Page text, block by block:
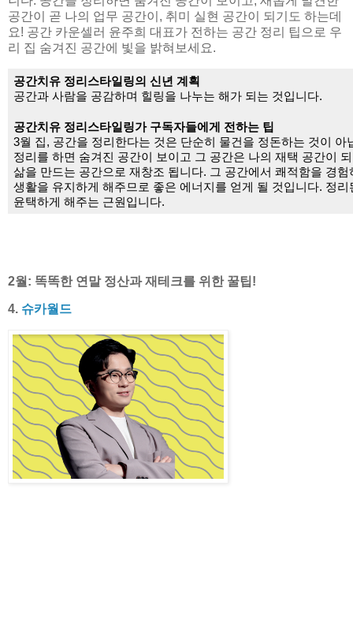
공간이 곧 나의 업무 공간이, 취미 실현 공간이 되기도 하는데
요! 공간 카운셀러 윤주희 대표가 전하는 공간 정리 팁으로 우
리 집 숨겨진 공간에 빛을 밝혀보세요.
공간치유 정리스타일링의 신년 계획
공간과 사람을 공감하며 힐링을 나누는 해가 되는 것입니다.
공간치유 정리스타일링가 구독자들에게 전하는 팁
3월 집, 공간을 정리한다는 것은 단순히 물건을 정돈하는 것이 아
정리를 하면 숨겨진 공간이 보이고 그 공간은 나의 재택 공간이
삶을 만드는 공간으로 재창조 됩니다. 그 공간에서 쾌적함을 경
생활을 유지하게 해주므로 좋은 에너지를 얻게 될 것입니다. 정
윤택하게 해주는 근원입니다.
2월: 똑똑한 연말 정산과 재테크를 위한 꿀팁!
4. 슈카월드